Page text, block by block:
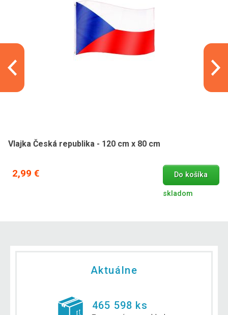
Vlajka Česká republika - 120 cm x 80 cm
2,99 € Do košíka
skladom
Aktuálne
465 598 ks